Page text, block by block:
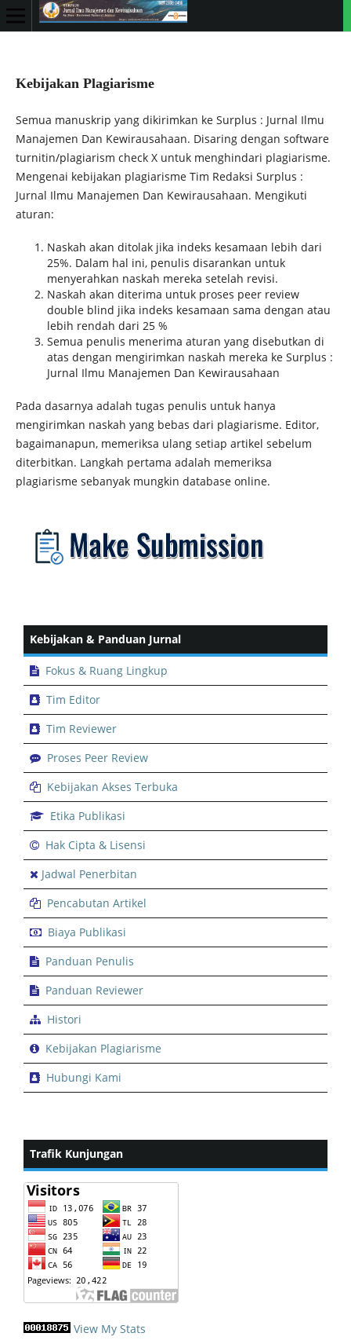
Kebijakan Plagiarisme
Semua manuskrip yang dikirimkan ke Surplus : Jurnal Ilmu
Manajemen Dan Kewirausahaan. Disaring dengan software
turnitin/plagiarism check X untuk menghindari plagiarisme.
Mengenai kebijakan plagiarisme Tim Redaksi Surplus :
Jurnal Ilmu Manajemen Dan Kewirausahaan. Mengikuti
aturan:
Naskah akan ditolak jika indeks kesamaan lebih dari
25%. Dalam hal ini, penulis disarankan untuk
menyerahkan naskah mereka setelah revisi.
Naskah akan diterima untuk proses peer review
double blind jika indeks kesamaan sama dengan atau
lebih rendah dari 25 %
Semua penulis menerima aturan yang disebutkan di
atas dengan mengirimkan naskah mereka ke Surplus :
Jurnal Ilmu Manajemen Dan Kewirausahaan
Pada dasarnya adalah tugas penulis untuk hanya
mengirimkan naskah yang bebas dari plagiarisme. Editor,
bagaimanapun, memeriksa ulang setiap artikel sebelum
diterbitkan. Langkah pertama adalah memeriksa
plagiarisme sebanyak mungkin database online.
Kebijakan & Panduan Jurnal
Fokus & Ruang Lingkup
Tim Editor
Tim Reviewer
Proses Peer Review
Kebijakan Akses Terbuka
Etika Publikasi
Hak Cipta & Lisensi
Jadwal Penerbitan
Pencabutan Artikel
Biaya Publikasi
Panduan Penulis
Panduan Reviewer
Histori
Kebijakan Plagiarisme
Hubungi Kami
Trafik Kunjungan
View My Stats